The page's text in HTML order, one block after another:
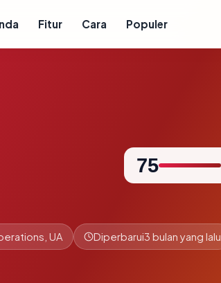
Fitur Cara Populer
75
UA Diperbarui3 bulan yang lalu